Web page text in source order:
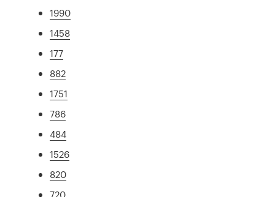
1990
1458
177
882
1751
786
484
1526
820
720